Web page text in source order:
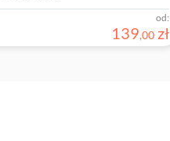
od:
139,00 zł